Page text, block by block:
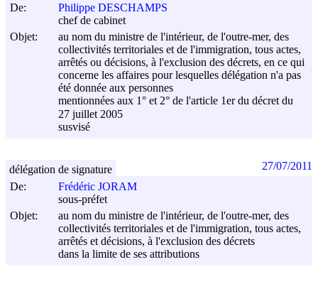
De:
Philippe DESCHAMPS
chef de cabinet
Objet:
au nom du ministre de l'intérieur, de l'outre-mer, des
collectivités territoriales et de l'immigration, tous actes,
arrêtés ou décisions, à l'exclusion des décrets, en ce qui
concerne les affaires pour lesquelles délégation n'a pas
été donnée aux personnes
mentionnées aux 1° et 2° de l'article 1er du décret du
27 juillet 2005
susvisé
De:
Frédéric JORAM
sous-préfet
Objet:
au nom du ministre de l'intérieur, de l'outre-mer, des
collectivités territoriales et de l'immigration, tous actes,
arrêtés et décisions, à l'exclusion des décrets
dans la limite de ses attributions
délégation de signature 27/07/2011